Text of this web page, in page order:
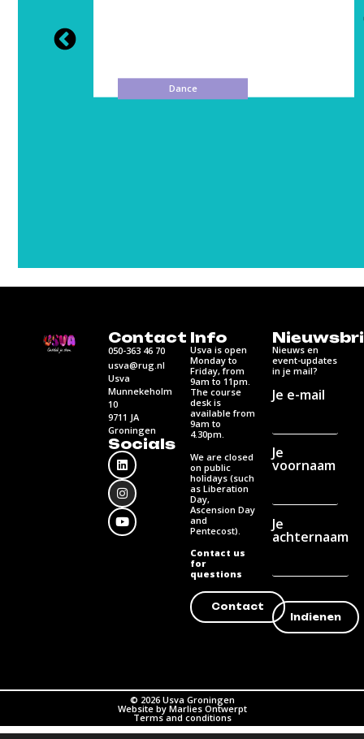
Dance
Contact
050-363 46 70
usva@rug.nl
Usva
Munnekeholm
10
9711 JA
Groningen
Socials
Info
Usva is open
Monday to
Friday, from
9am to 11pm.
The course
desk is
available from
9am to
4.30pm.
We are closed
on public
holidays (such
as Liberation
Day,
Ascension Day
and
Pentecost).
Contact us
for
questions
Contact
Nieuws en
event-updates
in je mail?
Je e-mail
Je
voornaam
Je
achternaam
© 2026 Usva Groningen
Website by Marlies Ontwerpt
Terms and conditions